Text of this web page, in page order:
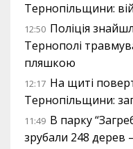
Тернопільщини:
12:50 Поліція
Тернополі
пляшкою
12:17 На щиті
Тернопільщини:
11:49 В парку
зрубали 248 дерев